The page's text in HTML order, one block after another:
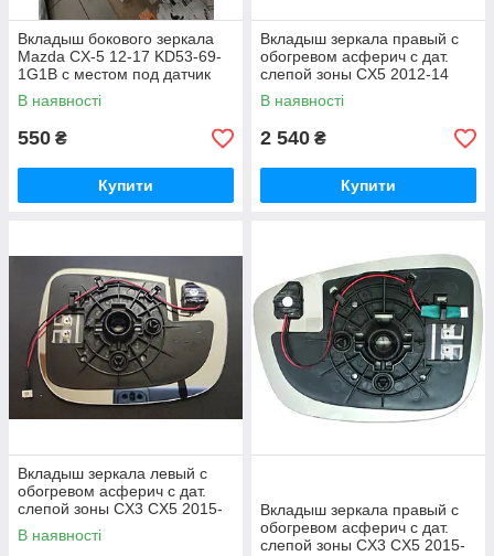
Вкладыш бокового зеркала
Mazda CX-5 12-17 KD53-69-
1G1B с местом под датчик
FP 4421 M12
В наявності
550 ₴
Купити
Вкладыш зеркала правый с
обогревом асферич с дат.
слепой зоны CX5 2012-14
В наявності
2 540 ₴
Купити
Вкладыш зеркала левый с
обогревом асферич с дат.
слепой зоны CX3 CX5 2015-
В наявності
Вкладыш зеркала правый с
обогревом асферич с дат.
слепой зоны CX3 CX5 2015-